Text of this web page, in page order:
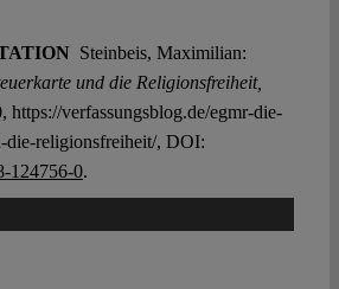
Steinbeis, Maximilian:
und die Religionsfreiheit,
https://verfassungsblog.de/egmr-die-
die-religionsfreiheit/, DOI:
124756-0.